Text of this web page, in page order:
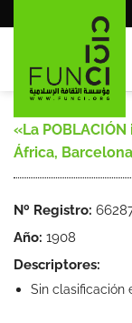
al
«La
África,
Nº Registro:
Año: 1908
Descriptores:
Sin clasificación